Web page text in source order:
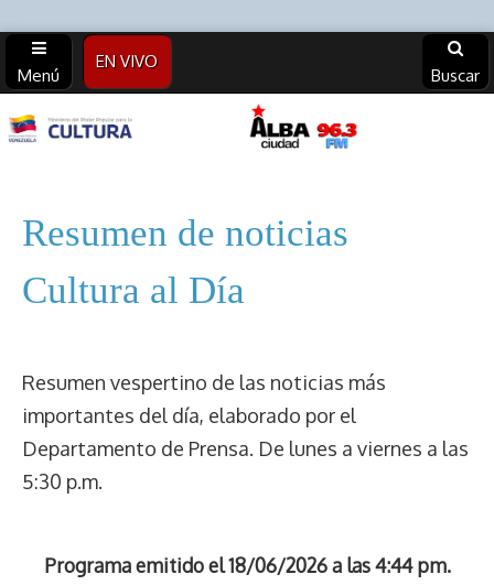
Menú
EN VIVO
Buscar
Alba
Ciudad
96.3 FM
(Archivos)
Resumen de noticias
Cultura al Día
Resumen vespertino de las noticias más
importantes del día, elaborado por el
Departamento de Prensa. De lunes a viernes a las
5:30 p.m.
Programa emitido el 18/06/2026 a las 4:44 pm.